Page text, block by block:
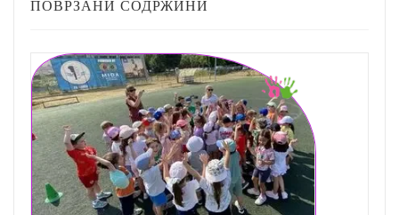
ПОВРЗАНИ СОДРЖИНИ